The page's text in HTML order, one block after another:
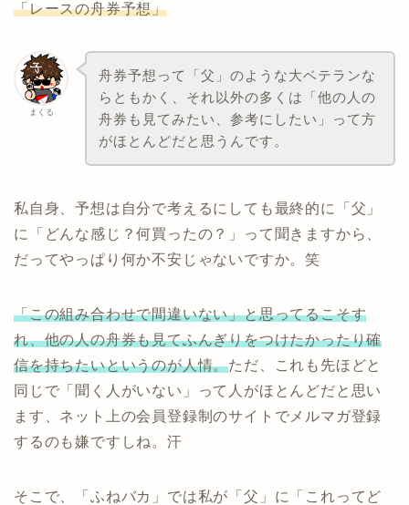
「レースの舟券予想」
まくる
舟券予想って「父」のような大ベテランな
らともかく、それ以外の多くは「他の人の
舟券も見てみたい、参考にしたい」って方
がほとんどだと思うんです。
私自身、予想は自分で考えるにしても最終的に「父」
に「どんな感じ？何買ったの？」って聞きますから、
だってやっぱり何か不安じゃないですか。笑
「この組み合わせで間違いない」と思ってるこそす
れ、他の人の舟券も見てふんぎりをつけたかったり確
信を持ちたいというのが人情。ただ、これも先ほどと
同じで「聞く人がいない」って人がほとんどだと思い
ます、ネット上の会員登録制のサイトでメルマガ登録
するのも嫌ですしね。汗
そこで、「ふねバカ」では私が「父」に「これってど